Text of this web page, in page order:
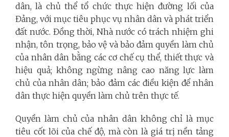
dân, là chủ thể tổ chức thực hiện đường lối của
Đảng, với mục tiêu phục vụ nhân dân và phát triển
đất nước. Đồng thời, Nhà nước có trách nhiệm ghi
nhận, tôn trọng, bảo vệ và bảo đảm quyền làm chủ
của nhân dân bằng các cơ chế cụ thể, thiết thực và
hiệu quả; không ngừng nâng cao năng lực làm
chủ của nhân dân; bảo đảm các điều kiện để nhân
dân thực hiện quyền làm chủ trên thực tế.
Quyền làm chủ của nhân dân không chỉ là mục
tiêu cốt lõi của chế độ, mà còn là giá trị nền tảng